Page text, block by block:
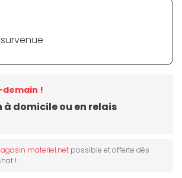
à domicile ou en relais
demain !
materiel.net possible et offerte dès
!